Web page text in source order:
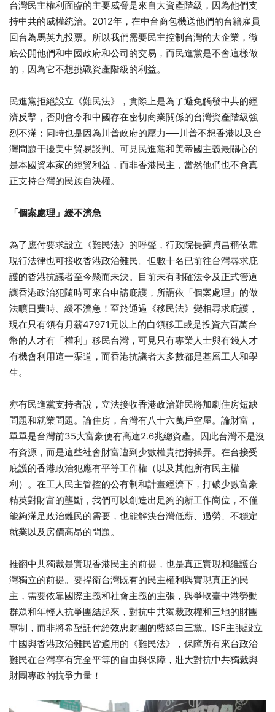
台灣民主權利面臨的主要威脅是來自大資產階級，因為他們支
持中共的威權統治。2012年，在中台商包機送他們的台籍雇員
回台為馬英九投票。所以我們需要民主控制台灣的大企業，徹
底公開他們和中國政府和公司的交易，而民進黨是不會這樣做
的，因為它不想挑戰資產階級的利益。
民進黨拒絕設立《難民法》，實際上是為了避免觸發中共的經
濟反擊，否則會令和中國存在密切商業關係的台灣資產階級強
烈不滿；同時也是因為川普政府的壓力──川普不想香港以及台
灣問題干擾美中貿易談判。可見民進黨和美帝國主義最關心的
是本國資本家的經貿利益，而非香港民主，當然他們也不會真
正支持台灣的民族自決權。
「個案處理」緩不濟急
為了應付要求設立《難民法》的呼聲，行政院長蘇貞昌稱依靠
現行法律也可接收香港政治難民。但數十名已前往台灣尋求庇
護的香港抗議者至今懸而未決。目前未有明確法令及正式管道
讓香港政治犯隨時可來台申請庇護，所謂依「個案處理」的做
法曠日費時、緩不濟急！至於通過《移民法》變相尋求庇護，
現在只有領有月薪47971元以上的白領移工或是投資六百萬台
幣的人才有「權利」移民台灣，可見只有專業人士與有錢人才
有機會利用這一渠道，而香港抗議者大多數都是基層工人和學
生。
亦有民進黨支持者說，立法接收香港政治難民將加劇住房短缺
問題和就業問題。論住房，台灣有八十六萬戶空屋。論財富，
單單是台灣前35大富豪便有高達2.6兆總資產。因此台灣不是沒
有資源，而是這些社會財富遭到少數權貴把持操弄。在台接受
庇護的香港政治犯應有平等工作權（以及其他所有民主權
利）。在工人民主管控的公有制和計畫經濟下，打破少數富豪
精英對財富的壟斷，我們可以創造出足夠的新工作崗位，不僅
能夠滿足政治難民的需要，也能解決台灣低薪、過勞、不穩定
就業以及房價高昂的問題。
推翻中共獨裁是實現香港民主的前提，也是真正實現和維護台
灣獨立的前提。要捍衛台灣既有的民主權利與實現真正的民
主，需要依靠國際主義和社會主義的主張，與爭取臺中港勞動
群眾和年輕人抗爭團結起來，對抗中共獨裁政權和三地的財團
專制，而非將希望託付給效忠財團的藍綠白三黨。ISF主張設立
中國與香港政治難民皆適用的《難民法》，保障所有來台政治
難民在台灣享有完全平等的自由與保障，壯大對抗中共獨裁與
財團專政的抗爭力量！